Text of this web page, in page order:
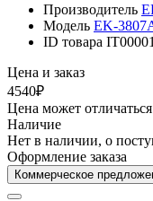
Производитель
Модель EK-
ID товара
Цена и заказ
4540₽
Цена может отличаться
Наличие
Нет в наличии, о
Оформление заказа
Коммерческое